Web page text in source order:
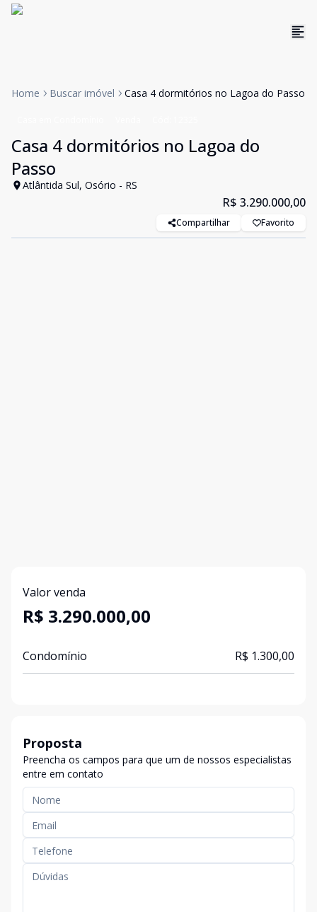
Home Buscar imóvel Casa 4 dormitórios no Lagoa do Passo
Casa 4 dormitórios no Lagoa do
Passo
Atlântida Sul, Osório - RS
R$ 3.290.000,00
Compartilhar Favorito
Valor venda
R$ 3.290.000,00
Condomínio R$ 1.300,00
Proposta
Preencha os campos para que um de nossos especialistas
entre em contato